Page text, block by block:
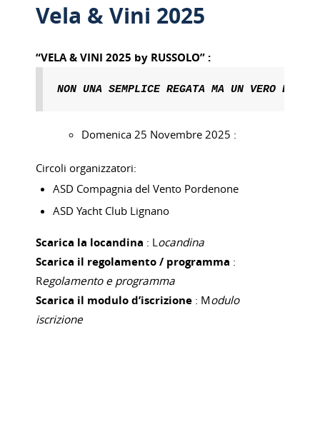
Vela & Vini 2025
“VELA & VINI 2025 by RUSSOLO” :
NON UNA SEMPLICE REGATA MA UN VERO E
Domenica 25 Novembre 2025 :
Circoli organizzatori:
ASD Compagnia del Vento Pordenone
ASD Yacht Club Lignano
Scarica la locandina : L ocandina
Scarica il regolamento / programma :
Regolamento e programma
Scarica il modulo d’iscrizione : Modulo
iscrizione